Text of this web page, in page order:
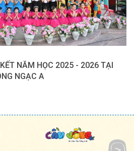
NĂM HỌC 2025 - 2026 TẠI
NGẠC A